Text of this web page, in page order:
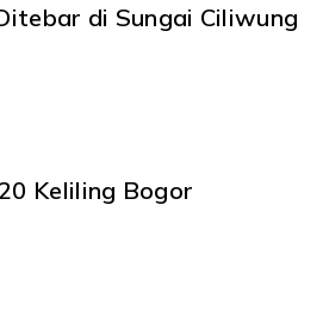
di Sungai Ciliwung
Keliling Bogor